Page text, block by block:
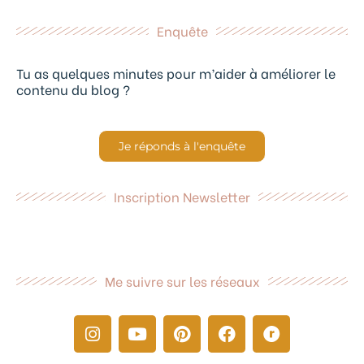
Enquête
Tu as quelques minutes pour m’aider à améliorer le
contenu du blog ?
Je réponds à l'enquête
Inscription Newsletter
Me suivre sur les réseaux
I
n
s
Y
o
u
P
i
n
F
a
c
R
a
v